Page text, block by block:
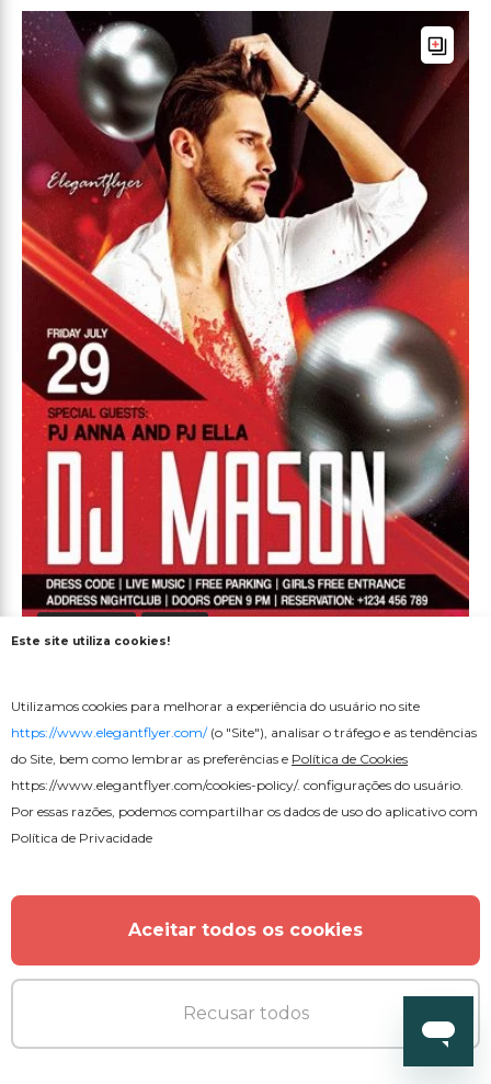
DJ convidado Mason
Este site utiliza cookies!
Utilizamos cookies para melhorar a experiência do usuário no site
https://www.elegantflyer.com/(o "Site"), analisar o tráfego e as tendências
do Site, bem como lembrar as preferências e Política de Cookies
https://www.elegantflyer.com/cookies-policy/. configurações do usuário.
Por essas razões, podemos compartilhar os dados de uso do aplicativo com
Política de Privacidade
Aceitar todos os cookies
Recusar todos